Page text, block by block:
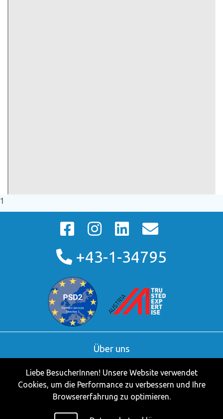
1
+43-1-34795
Über uns
Kontakt
Partner
Impressum
Datenschutzerklärung
Liebe BesucherInnen! Unsere Website verwendet
Cookies, um die Performance zu verbessern und Ihre
Browsererfahrung zu optimieren.